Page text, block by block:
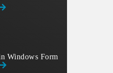
Windows Form